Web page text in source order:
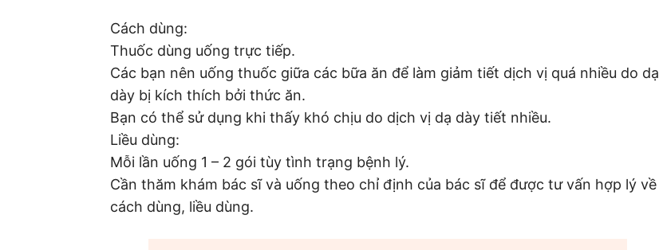
Cách dùng:
Thuốc dùng uống trực tiếp.
Các bạn nên uống thuốc giữa các bữa ăn để làm giảm tiết dịch vị quá nhiều do dạ
dày bị kích thích bởi thức ăn.
Bạn có thể sử dụng khi thấy khó chịu do dịch vị dạ dày tiết nhiều.
Liều dùng:
Mỗi lần uống 1 – 2 gói tùy tình trạng bệnh lý.
Cần thăm khám bác sĩ và uống theo chỉ định của bác sĩ để được tư vấn hợp lý về
cách dùng, liều dùng.